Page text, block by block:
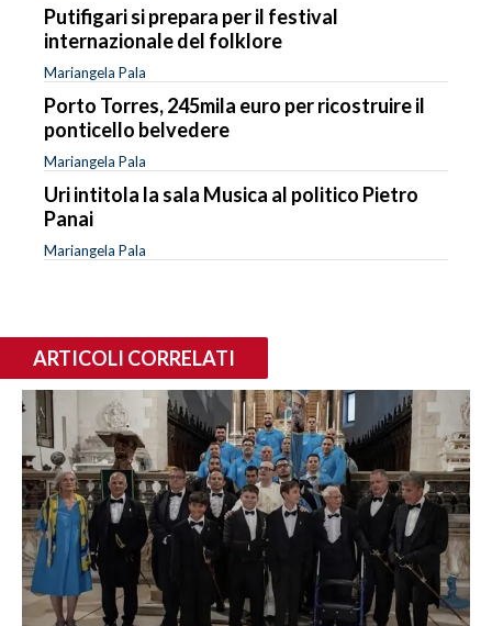
Putifigari si prepara per il festival
internazionale del folklore
Mariangela Pala
Porto Torres, 245mila euro per ricostruire il
ponticello belvedere
Mariangela Pala
Uri intitola la sala Musica al politico Pietro
Panai
Mariangela Pala
ARTICOLI CORRELATI